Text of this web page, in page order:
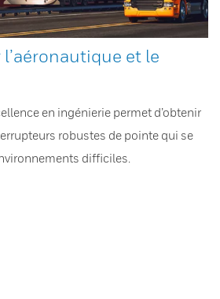
et le
en ingénierie permet d’obtenir
robustes de pointe qui se
difficiles.